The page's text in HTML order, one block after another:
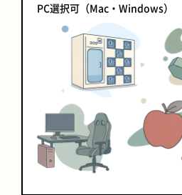
PC選択可（Mac・Windows）